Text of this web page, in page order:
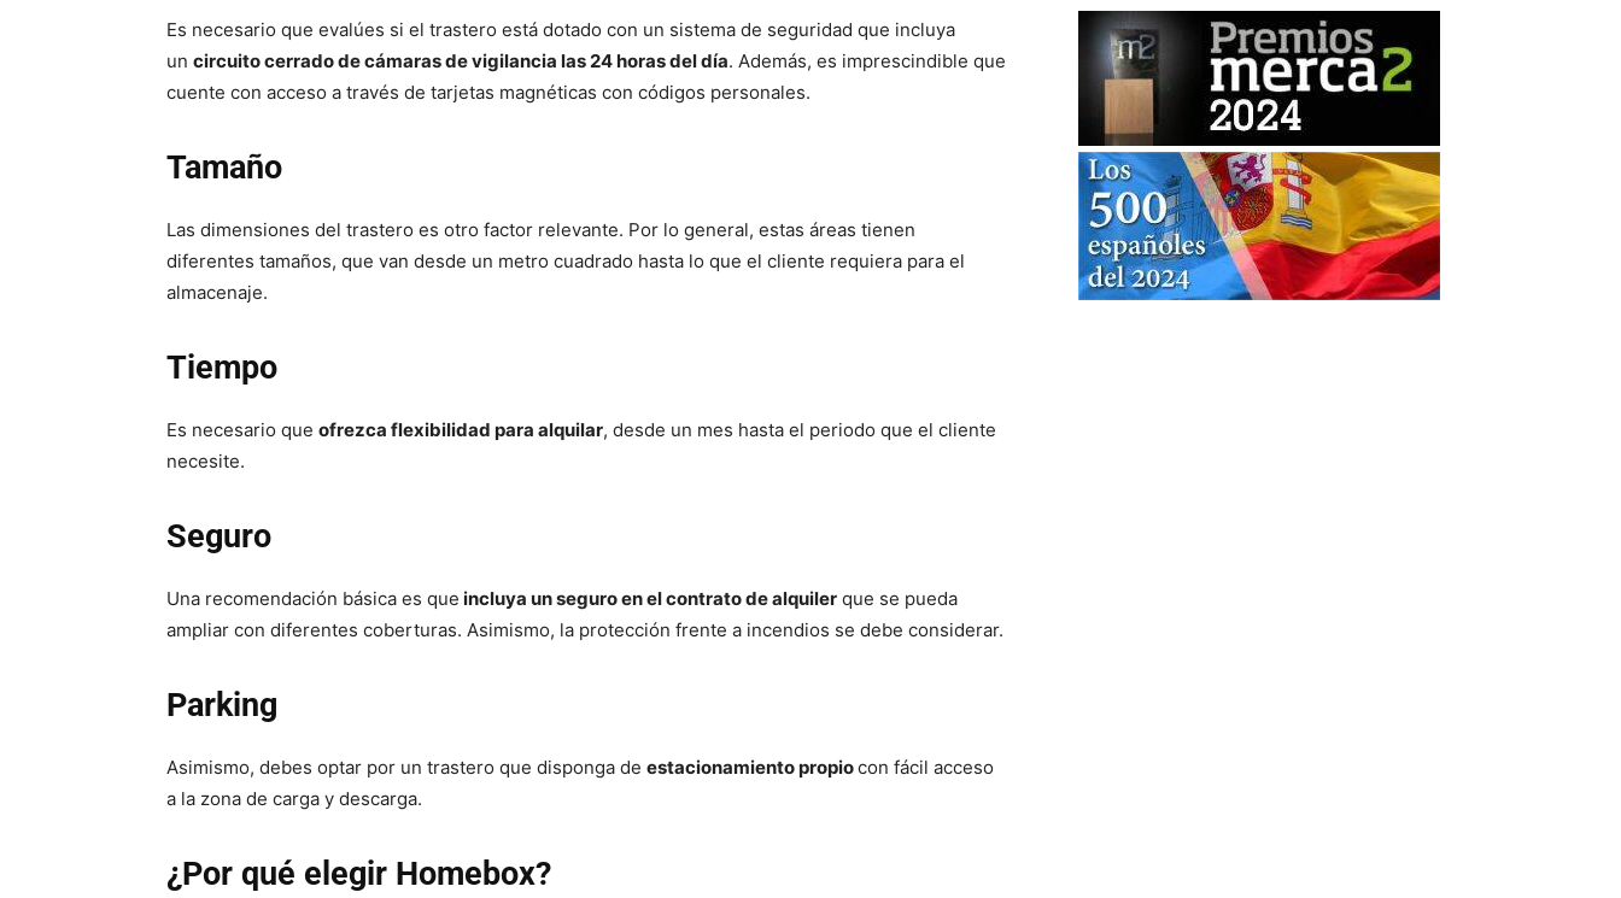
Es necesario que evalúes si el trastero está dotado con un sistema de seguridad que incluya
un circuito cerrado de cámaras de vigilancia las 24 horas del día. Además, es imprescindible que
cuente con acceso a través de tarjetas magnéticas con códigos personales.
Tamaño
Las dimensiones del trastero es otro factor relevante. Por lo general, estas áreas tienen
diferentes tamaños, que van desde un metro cuadrado hasta lo que el cliente requiera para el
almacenaje.
Tiempo
Es necesario que ofrezca flexibilidad para alquilar, desde un mes hasta el periodo que el cliente
necesite.
Seguro
Una recomendación básica es que incluya un seguro en el contrato de alquiler que se pueda
ampliar con diferentes coberturas. Asimismo, la protección frente a incendios se debe considerar.
Parking
Asimismo, debes optar por un trastero que disponga de estacionamiento propiocon fácil acceso
a la zona de carga y descarga.
¿Por qué elegir Homebox?